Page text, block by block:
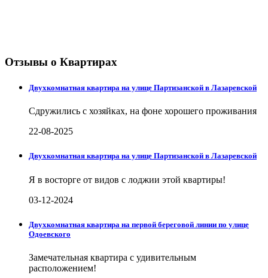
Отзывы о Квартирах
Двухкомнатная квартира на улице Партизанской в Лазаревской
Сдружились с хозяйках, на фоне хорошего проживания
22-08-2025
Двухкомнатная квартира на улице Партизанской в Лазаревской
Я в восторге от видов с лоджии этой квартиры!
03-12-2024
Двухкомнатная квартира на первой береговой линии по улице
Одоевского
Замечательная квартира с удивительным
расположением!